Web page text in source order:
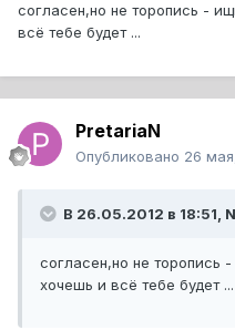
согласен,но не торопись -
всё тебе будет ...
PretariaN
Опубликовано 26
В 26.05.2012 в 18:51,
согласен,но не торопись
хочешь и всё тебе будет ...